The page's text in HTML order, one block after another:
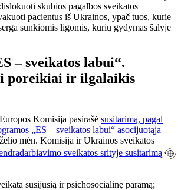
skubios pagalbos sveikatos
pacientus iš Ukrainos, ypač tuos, kurie
sunkiomis ligomis, kurių gydymas šalyje
– sveikatos labui“.
poreikiai ir ilgalaikis
Komisija pasirašė susitarimą, pagal
„ES – sveikatos labui“ asocijuotąja
mėn. Komisija ir Ukrainos sveikatos
sveikatos srityje susitarimą
susijusią ir psichosocialinę paramą;